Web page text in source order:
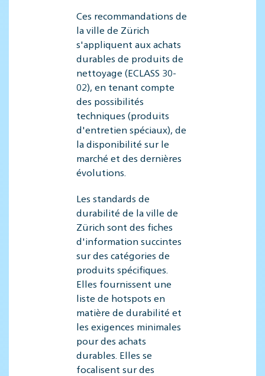
Ces recommandations de
la ville de Zürich
s'appliquent aux achats
durables de produits de
nettoyage (ECLASS 30-
02), en tenant compte
des possibilités
techniques (produits
d'entretien spéciaux), de
la disponibilité sur le
marché et des dernières
évolutions.
Les standards de
durabilité de la ville de
Zürich sont des fiches
d'information succintes
sur des catégories de
produits spécifiques.
Elles fournissent une
liste de hotspots en
matière de durabilité et
les exigences minimales
pour des achats
durables. Elles se
focalisent sur des